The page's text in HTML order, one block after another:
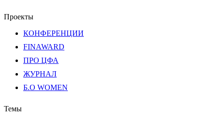
Проекты
КОНФЕРЕНЦИИ
FINAWARD
ПРО ЦФА
ЖУРНАЛ
Б.О WOMEN
Темы